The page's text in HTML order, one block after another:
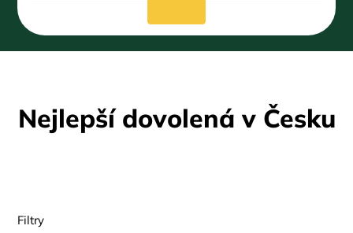
Nejlepší dovolená v Česku
Filtry